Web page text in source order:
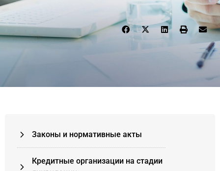
Законы и нормативные акты
Кредитные организации на стадии